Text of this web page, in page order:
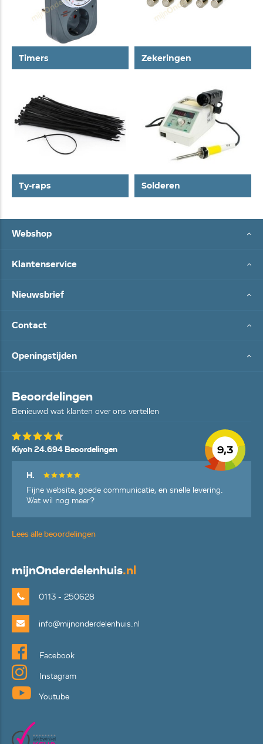
Timers Zekeringen
Ty-raps Solderen
Webshop
Klantenservice
Nieuwsbrief
Contact
Openingstijden
Beoordelingen
Benieuwd wat klanten over ons vertellen
9,3
Kiyoh 24.694 Beoordelingen
H.
Fijne website, goede communicatie, en snelle levering.
Wat wil nog meer?
Lees alle beoordelingen
mijnOnderdelenhuis.nl
0113 - 250628
info@mijnonderdelenhuis.nl
Facebook
Instagram
Youtube